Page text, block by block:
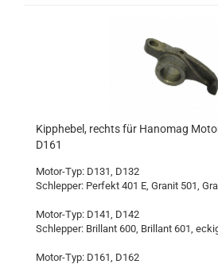
Kipphebel, rechts für Hanomag
D161
Motor-Typ: D131, D132
Schlepper: Perfekt 401 E, Granit 501,
Motor-Typ: D141, D142
Schlepper: Brillant 600, Brillant 601,
Motor-Typ: D161, D162